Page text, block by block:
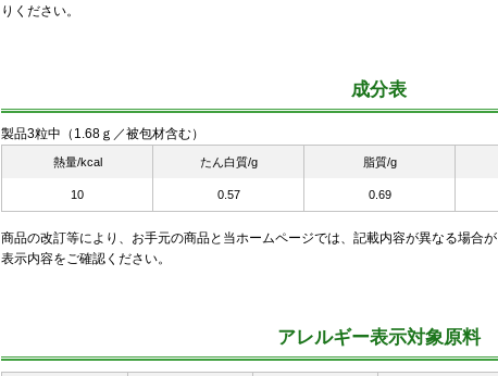
りください。
成分表
製品3粒中（1.68ｇ／被包材含む）
熱量/kcal たん白質/g 脂質/g
10 0.57 0.69
商品の改訂等により、お手元の商品と当ホームページでは、記載内容が異なる場合
表示内容をご確認ください。
アレルギー表示対象原料